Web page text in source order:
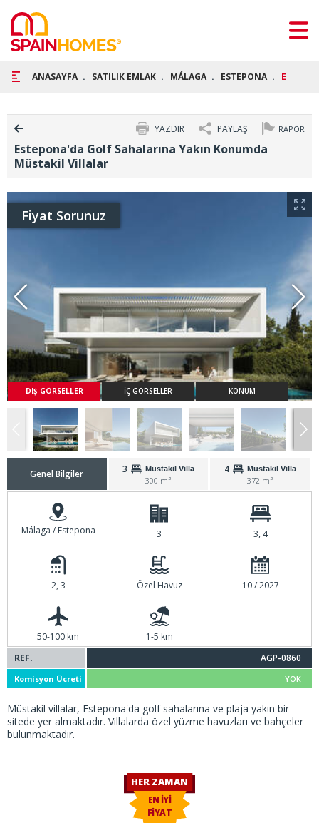
ANASAYFA SATILIK EMLAK MÁLAGA ESTEPONA
RAPOR
PAYLAŞ
YAZDIR
Estepona'da Golf Sahalarına Yakın Konumda
Müstakil Villalar
Fiyat Sorunuz
DIŞ GÖRSELLER İÇ GÖRSELLER KONUM
Genel Bilgiler 3 Müstakil Villa
300 m²
4 Müstakil Villa
372 m²
Málaga / Estepona 3 3, 4
2, 3 Özel Havuz 10 / 2027
50-100 km
1-5 km
REF.
AGP-0860
Komisyon Ücreti YOK
Müstakil villalar, Estepona'da golf sahalarına ve plaja yakın bir
sitede yer almaktadır. Villalarda özel yüzme havuzları ve bahçeler
bulunmaktadır.
HER ZAMAN
EN İYİ
FİYAT